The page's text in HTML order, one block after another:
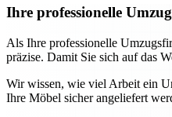
Ihre professionelle
Als Ihre professionelle
präzise. Damit Sie sich auf das
Wir wissen, wie viel Arbeit ein
Ihre Möbel sicher angeliefert